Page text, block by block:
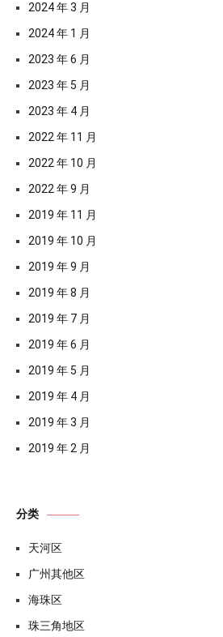
2024 年 3 月
2024 年 1 月
2023 年 6 月
2023 年 5 月
2023 年 4 月
2022 年 11 月
2022 年 10 月
2022 年 9 月
2019 年 11 月
2019 年 10 月
2019 年 9 月
2019 年 8 月
2019 年 7 月
2019 年 6 月
2019 年 5 月
2019 年 4 月
2019 年 3 月
2019 年 2 月
分类
天河区
广州其他区
海珠区
珠三角地区